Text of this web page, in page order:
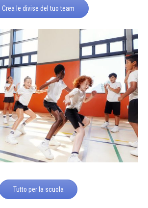
Crea le divise del tuo team
Tutto per la scuola